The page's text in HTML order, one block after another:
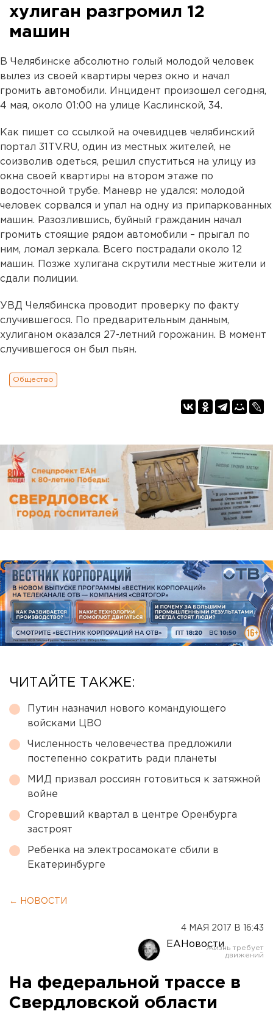
хулиган разгромил 12
машин
В Челябинске абсолютно голый молодой человек
вылез из своей квартиры через окно и начал
громить автомобили. Инцидент произошел сегодня,
4 мая, около 01:00 на улице Каслинской, 34.
Как пишет со ссылкой на очевидцев челябинский
портал 31TV.RU, один из местных жителей, не
соизволив одеться, решил спуститься на улицу из
окна своей квартиры на втором этаже по
водосточной трубе. Маневр не удался: молодой
человек сорвался и упал на одну из припаркованных
машин. Разозлившись, буйный гражданин начал
громить стоящие рядом автомобили – прыгал по
ним, ломал зеркала. Всего пострадали около 12
машин. Позже хулигана скрутили местные жители и
сдали полиции.
УВД Челябинска проводит проверку по факту
случившегося. По предварительным данным,
хулиганом оказался 27-летний горожанин. В момент
случившегося он был пьян.
Общество
ЧИТАЙТЕ ТАКЖЕ:
Путин назначил нового командующего
войсками ЦВО
Численность человечества предложили
постепенно сократить ради планеты
МИД призвал россиян готовиться к затяжной
войне
Сгоревший квартал в центре Оренбурга
застроят
Ребенка на электросамокате сбили в
Екатеринбурге
← НОВОСТИ
4 МАЯ 2017 В 16:43
ЕАНовости
На федеральной трассе в
Свердловской области